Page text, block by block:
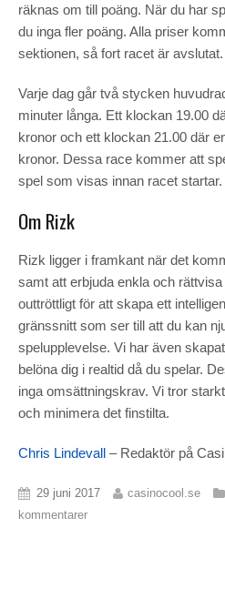
räknas om till poäng. När du har
du inga fler poäng. Alla priser
sektionen, så fort racet är avslutat.
Varje dag går två stycken
minuter långa. Ett klockan 19.00
kronor och ett klockan 21.00 där
kronor. Dessa race kommer att
spel som visas innan racet startar.
Om Rizk
Rizk ligger i framkant när det
samt att erbjuda enkla och
outtröttligt för att skapa ett
gränssnitt som ser till att du kan
spelupplevelse. Vi har även
belöna dig i realtid då du spelar.
inga omsättningskrav. Vi tror
och minimera det finstilta.
Chris Lindevall – Redaktör på
29 juni 2017 casinocool.se
kommentarer